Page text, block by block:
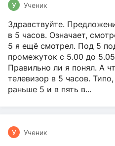
У Ученик
Здравствуйте.
в 5 часов. Означает,
5 я ещё смотрел. Под 5
промежуток с 5.00 до
Правильно ли я понял. А
телевизор в 5 часов.
раньше 5 и в пять в...
У Ученик